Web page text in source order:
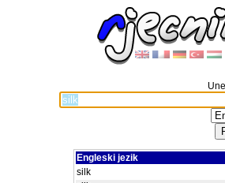
Engleski jezik
silk